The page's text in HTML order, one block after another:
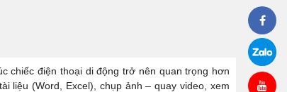
chiếc điện thoại di động trở nên quan trọng hơn
liệu (Word, Excel), chụp ảnh – quay video, xem